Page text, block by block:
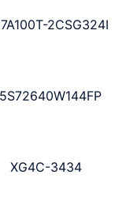
2CSG324I
XG4C-3434